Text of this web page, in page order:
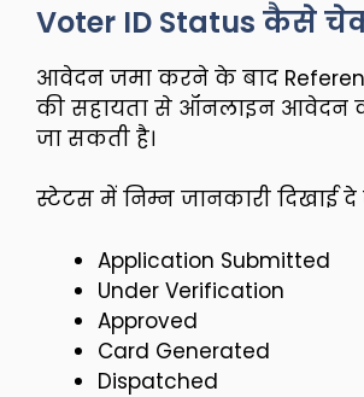
Voter ID Status कैसे
आवेदन जमा करने के बाद
की सहायता से ऑनलाइन आवेदन
जा सकती है।
स्टेटस में निम्न जानकारी दिखाई
Application Submitted
Under Verification
Approved
Card Generated
Dispatched